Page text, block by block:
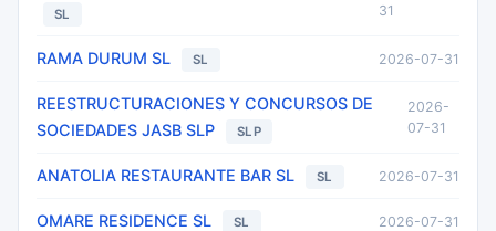
SL
31
RAMA DURUM SL SL 2026-07-31
REESTRUCTURACIONES Y CONCURSOS DE
SOCIEDADES JASB SLP
SLP
2026-
07-31
ANATOLIA RESTAURANTE BAR SL SL 2026-07-31
OMARE RESIDENCE SL SL 2026-07-31